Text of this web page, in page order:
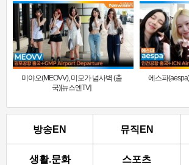
미야오(MEOVV), 미모가 넘사벽 (출
국)[뉴스엔TV]
에스파
방송EN 뮤직EN
생활.문화 스포츠